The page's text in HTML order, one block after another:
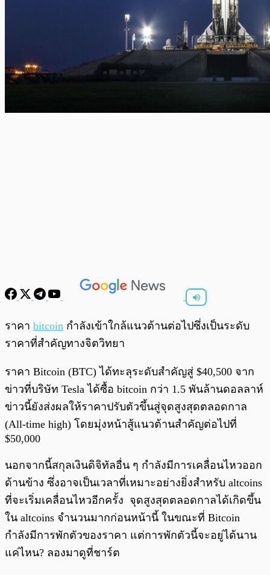
0:00 0:00
ราคา bitcoin กำลังเข้าใกล้แนวต้านต่อไปซึ่งเป็นระดับ
ราคาที่สำคัญทางจิตวิทยา
ราคา Bitcoin (BTC) ได้ทะลุระดับสำคัญสู่ $40,500 จาก
ข่าวที่บริษัท Tesla ได้ซื้อ bitcoin กว่า 1.5 พันล้านดอลลาห์
ข่าวนี้ยังส่งผลให้ราคาปรับตัวขึ้นสู่จุดสูงสุดตลอดกาล
(All-time high) โดยมุ่งหน้าสู้แนวต้านสำคัญต่อไปที่
$50,000
นอกจากนี้สกุลเงินดิจิทัลอื่น ๆ กำลังมีการเคลื่อนไหวออก
ด้านข้าง ซึ่งอาจเป็นเวลาที่เหมาะอย่างยิ่งสำหรับ altcoins
ที่จะเริ่มเคลื่อนไหวอีกครั้ง จุดสูงสุดตลอดกาลได้เกิดขึ้น
ใน altcoins จำนวนมากก่อนหน้านี้ ในขณะที่ Bitcoin
กำลังมีการพักตัวของราคา แต่การพักตัวนี้จะอยู่ได้นาน
แค่ไหน? ลองมาดูที่ชาร์ต